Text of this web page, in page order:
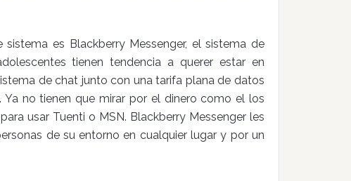
es Blackberry Messenger, el sistema de
tienen tendencia a querer estar en
de chat junto con una tarifa plana de datos
no tienen que mirar por el dinero como el los
usar Tuenti o MSN. Blackberry Messenger les
de su entorno en cualquier lugar y por un